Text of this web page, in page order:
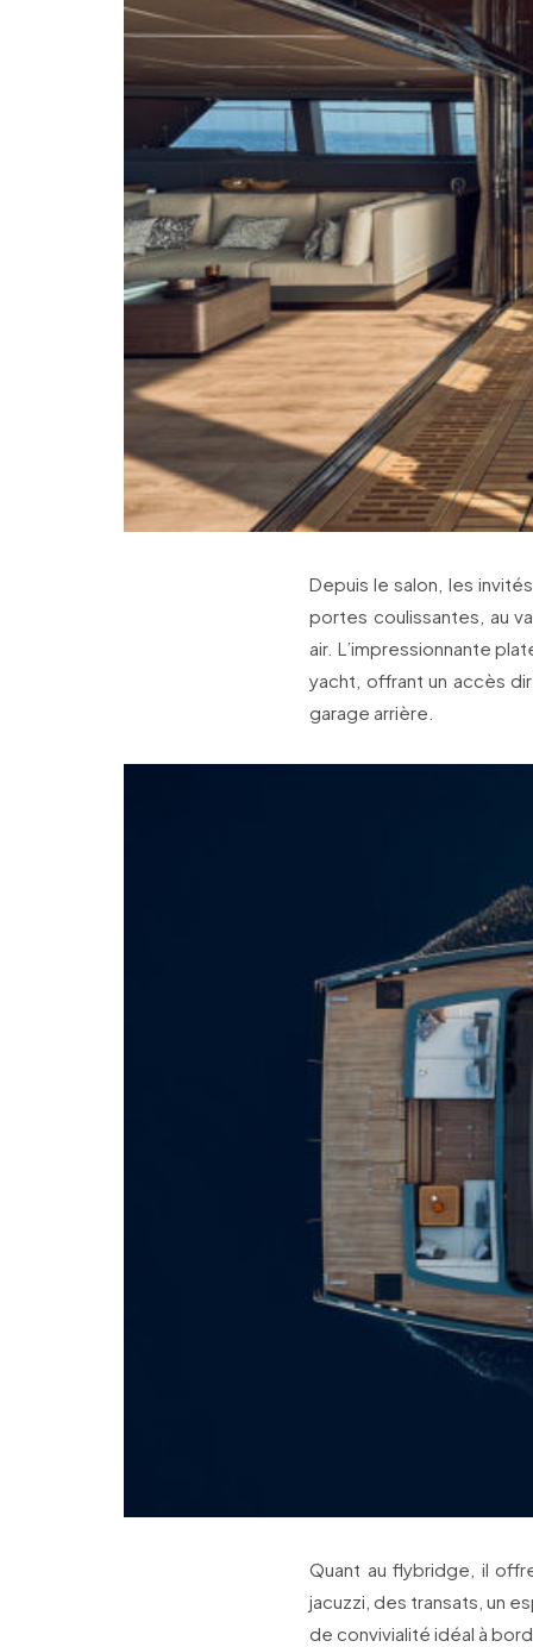
Depuis le salon, les
portes coulissantes, au
air. L’impressionnante
yacht, offrant un accès
garage arrière.
Quant au flybridge, il
jacuzzi, des transats, un
de convivialité idéal à